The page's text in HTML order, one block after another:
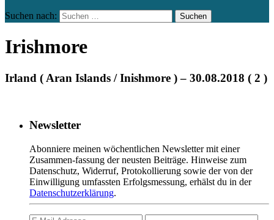
Suchen nach:
Irishmore
Irland ( Aran Islands / Inishmore ) – 30.08.2018 ( 2 )
Newsletter
Abonniere meinen wöchentlichen Newsletter mit einer
Zusammen-fassung der neusten Beiträge. Hinweise zum
Datenschutz, Widerruf, Protokollierung sowie der von der
Einwilligung umfassten Erfolgsmessung, erhälst du in der
Datenschutzerklärung.